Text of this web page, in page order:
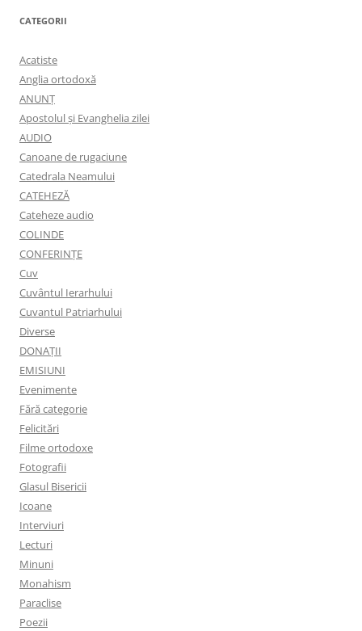
CATEGORII
Acatiste
Anglia ortodoxă
ANUNŢ
Apostolul şi Evanghelia zilei
AUDIO
Canoane de rugaciune
Catedrala Neamului
CATEHEZĂ
Cateheze audio
COLINDE
CONFERINȚE
Cuv
Cuvântul Ierarhului
Cuvantul Patriarhului
Diverse
DONAȚII
EMISIUNI
Evenimente
Fără categorie
Felicitări
Filme ortodoxe
Fotografii
Glasul Bisericii
Icoane
Interviuri
Lecturi
Minuni
Monahism
Paraclise
Poezii